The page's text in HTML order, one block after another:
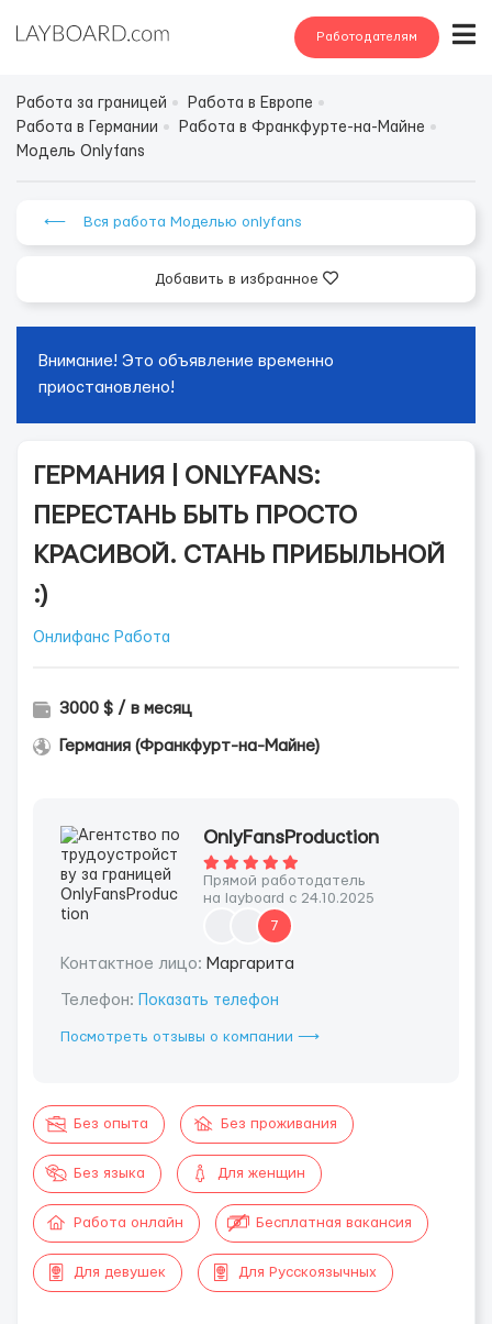
Работодателям
Работа за границей
Работа в Европе
Работа в Германии
Работа в Франкфурте-на-Майне
Модель Onlyfans
⟵ Вся работа Моделью onlyfans
Добавить в избранное
Внимание! Это объявление временно
приостановлено!
ГЕРМАНИЯ | ONLYFANS:
ПЕРЕСТАНЬ БЫТЬ ПРОСТО
КРАСИВОЙ. СТАНЬ ПРИБЫЛЬНОЙ
:)
Онлифанс Работа
3000 $ / в месяц
Германия (Франкфурт-на-Майне)
OnlyFansProduction
Прямой работодатель
на layboard с 24.10.2025
7
Контактное лицо: Маргарита
Телефон: Показать телефон
Посмотреть отзывы о компании ⟶
Без опыта Без проживания
Без языка Для женщин
Работа онлайн Бесплатная вакансия
Для девушек Для Русскоязычных